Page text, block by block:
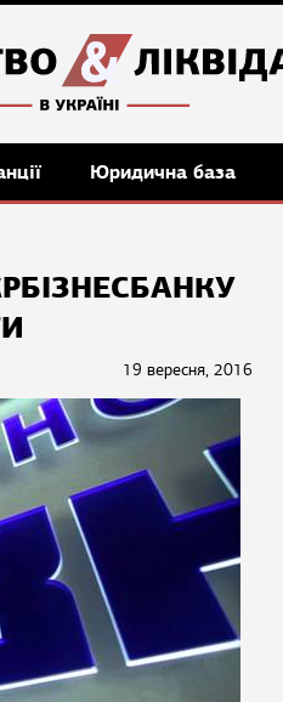
Юридична база
19 вересня, 2016